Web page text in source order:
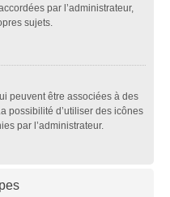
par l’administrateur,
sujets.
peuvent être associées à des
possibilité d’utiliser des icônes
par l’administrateur.